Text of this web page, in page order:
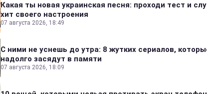
Какая ты новая украинская песня: проходи тест и
хит своего настроения
07 августа 2026, 18:49
С ними не уснешь до утра: 8 жутких сериалов,
надолго засядут в памяти
07 августа 2026, 18:09